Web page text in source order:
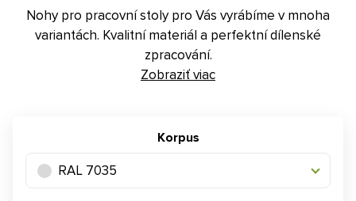
Nohy pro pracovní stoly pro Vás vyrábíme v mnoha
variantách. Kvalitní materiál a perfektní dílenské
zpracování.
Zobraziť viac
Korpus
RAL 7035